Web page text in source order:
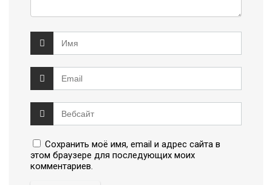
Сохранить моё имя, email и адрес сайта в
этом браузере для последующих моих
комментариев.